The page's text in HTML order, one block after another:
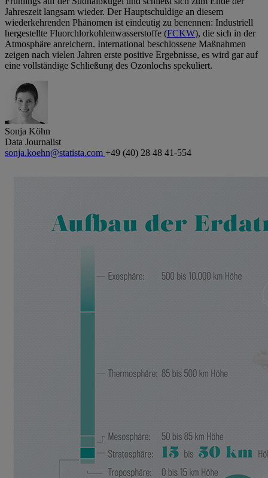
Jahreszeit langsam wieder. Der Hauptschuldige an diesem
wiederkehrenden Phänomen ist eindeutig zu benennen: Industriell
hergestellte Fluorchlorkohlenwasserstoffe (FCKW), die sich in der
Atmosphäre anreichern. International beschlossene Maßnahmen
zeigen nach vielen Jahren erste positive Ergebnisse, es wird gar auf
eine vollständige Schließung des Ozonlochs spekuliert.
Sonja Köhn
Data Journalist
sonja.koehn@statista.com +49 (40) 28 48 41-554